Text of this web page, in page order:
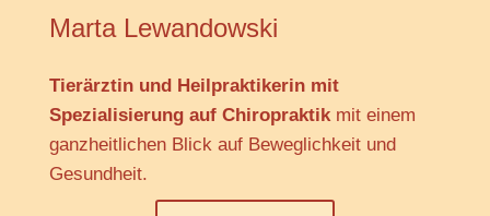
Marta Lewandowski
Tierärztin und Heilpraktikerin mit
Spezialisierung auf Chiropraktik mit einem
ganzheitlichen Blick auf Beweglichkeit und
Gesundheit.